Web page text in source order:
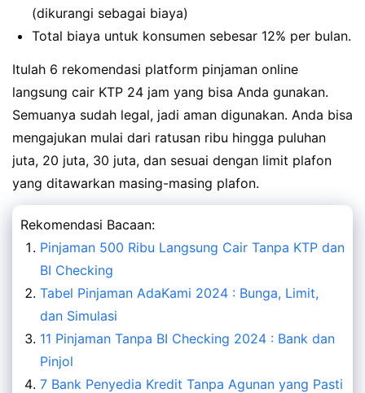
(dikurangi sebagai biaya)
Total biaya untuk konsumen sebesar 12% per bulan.
Itulah 6 rekomendasi platform pinjaman online
langsung cair KTP 24 jam yang bisa Anda gunakan.
Semuanya sudah legal, jadi aman digunakan. Anda bisa
mengajukan mulai dari ratusan ribu hingga puluhan
juta, 20 juta, 30 juta, dan sesuai dengan limit plafon
yang ditawarkan masing-masing plafon.
Rekomendasi Bacaan:
Pinjaman 500 Ribu Langsung Cair Tanpa KTP dan
BI Checking
Tabel Pinjaman AdaKami 2024 : Bunga, Limit,
dan Simulasi
11 Pinjaman Tanpa BI Checking 2024 : Bank dan
Pinjol
7 Bank Penyedia Kredit Tanpa Agunan yang Pasti